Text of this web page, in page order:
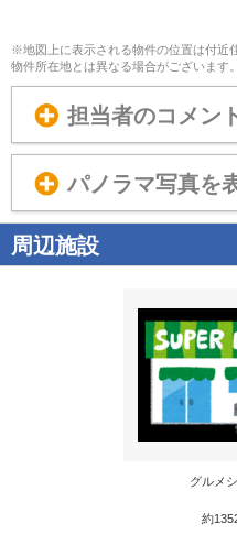
※地図上に表示される物件の位置は付近
物件所在地とは異なる場合がございます。
担当者のコメン
パノラマ写真を
周辺施設
グルメ
約